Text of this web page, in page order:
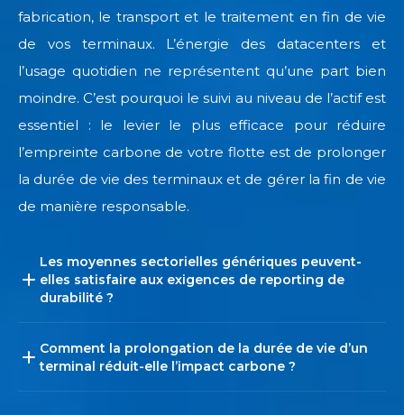
fabrication, le transport et le traitement en fin de vie
de vos terminaux. L’énergie des datacenters et
l’usage quotidien ne représentent qu’une part bien
moindre. C’est pourquoi le suivi au niveau de l’actif est
essentiel : le levier le plus efficace pour réduire
l’empreinte carbone de votre flotte est de prolonger
la durée de vie des terminaux et de gérer la fin de vie
de manière responsable.
Les moyennes sectorielles génériques peuvent-
elles satisfaire aux exigences de reporting de
durabilité ?
Comment la prolongation de la durée de vie d’un
terminal réduit-elle l’impact carbone ?